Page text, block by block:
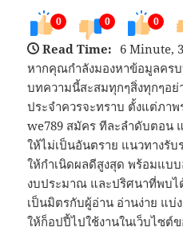
0 0 0
Read Time: 6 Minute,
หากคุณกำลังมองหาข้อมูลคร
บทความนี้สะสมทุกๆสิ่งทุกๆอย่
ประจำควรจะทราบ ตั้งแต่ภา
we789 สมัคร ทีละลำดับตอน
ให้ไม่เป็นอันตราย แนวทางรับ
ให้กำเนิดผลดีสูงสุด พร้อมแบ
งบประมาณ และปริศนาที่พบ
เป็นมิตรกับผู้อ่าน อ่านง่าย แบ่
ให้ก็อปปี้ไปใช้งานในเว็บไซ